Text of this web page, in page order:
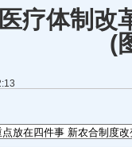
疗体制改
(